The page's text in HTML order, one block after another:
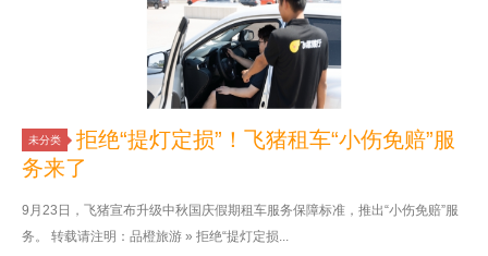
未分类
拒绝“提灯定损”！飞猪租车“小伤免赔”服
务来了
9月23日，飞猪宣布升级中秋国庆假期租车服务保障标准，推出“小伤免赔”服
务。 转载请注明：品橙旅游 » 拒绝“提灯定损...